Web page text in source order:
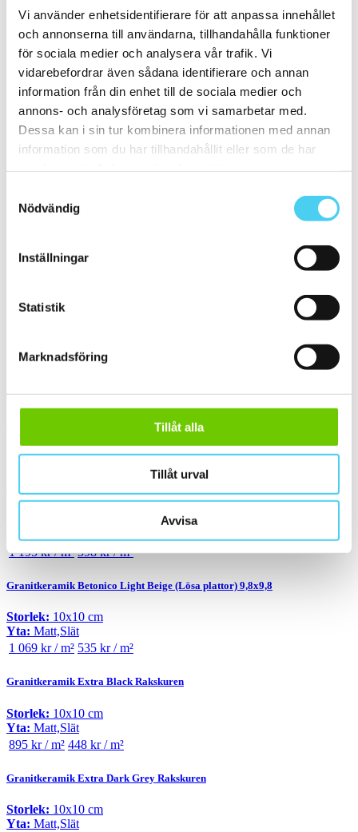
Vi använder enhetsidentifierare för att anpassa innehållet
och annonserna till användarna, tillhandahålla funktioner
för sociala medier och analysera vår trafik. Vi
vidarebefordrar även sådana identifierare och annan
information från din enhet till de sociala medier och
annons- och analysföretag som vi samarbetar med.
Dessa kan i sin tur kombinera informationen med annan
information som du har tillhandahållit eller som de har
Nödvändig
Inställningar
Statistik
Marknadsföring
Tillåt alla
Tillåt urval
Avvisa
Slät(10)
Strukturerad(1)
Välj önskad kant på plattan:
Rakskuren(6)
100 till 200 kr
400 till 600 kr
Sortera
Granitkeramik 75120V 010010 Mosa Ultragres Global
955 kr / m² 478 kr / m²
Granitkeramik Appeal Taupe Rakskuren
Yta:
1 195 kr / m² 598 kr / m²
Granitkeramik Betonico Light Beige (Lösa plattor) 9,8x9,8
Storlek: 10x10 cm
Yta: Matt,Slät
1 069 kr / m² 535 kr / m²
Granitkeramik Extra Black Rakskuren
Storlek: 10x10 cm
Yta: Matt,Slät
895 kr / m² 448 kr / m²
Granitkeramik Extra Dark Grey Rakskuren
Storlek: 10x10 cm
Yta: Matt,Slät